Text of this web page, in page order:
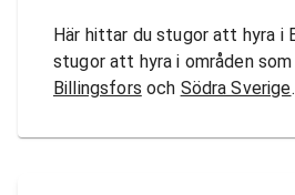
Här hittar du stugor att hyra i
stugor att hyra i områden som
Billingsfors och Södra Sverige.